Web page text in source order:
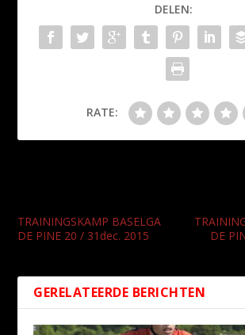
DELEN:
RATE:
TRAININGSKAMP BASELGA
DE PINE 20 / 31dec. 2015
DE
GERELATEERDE BERICHTEN